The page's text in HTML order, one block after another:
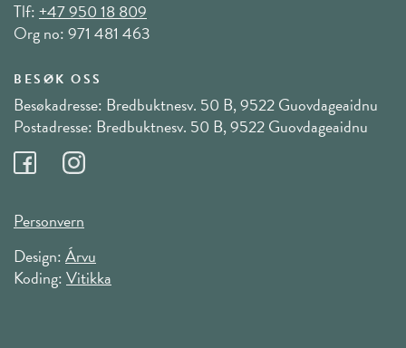
Tlf:+47 950 18 809
Org no: 971 481 463
BESØK OSS
Besøkadresse: Bredbuktnesv. 50 B, 9522 Guovdageaidnu
Postadresse: Bredbuktnesv. 50 B, 9522 Guovdageaidnu
Personvern
Design:Árvu
Koding:Vitikka